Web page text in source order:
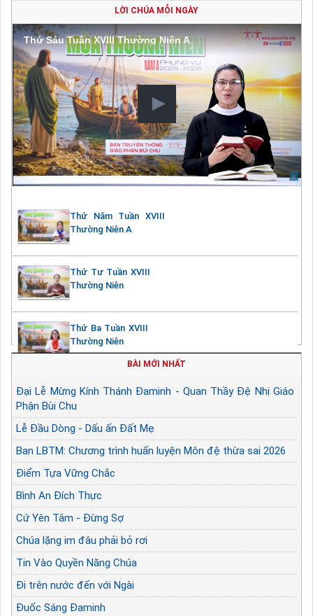
LỜI CHÚA MỖI NGÀY
Thứ Sáu Tuần XVIII Thường Niên A
Thứ Năm Tuần XVIII
Thường Niên A
Thứ Tư Tuần XVIII
Thường Niên
Thứ Ba Tuần XVIII
Thường Niên
BÀI MỚI NHẤT
Đại Lễ Mừng Kính Thánh Đaminh - Quan Thầy Đệ Nhị Giáo
Phận Bùi Chu
Lễ Đầu Dòng - Dấu ấn Đất Mẹ
Ban LBTM: Chương trình huấn luyện Môn đệ thừa sai 2026
Điểm Tựa Vững Chắc
Bình An Đích Thực
Cứ Yên Tâm - Đừng Sợ
Chúa lặng im đâu phải bỏ rơi
Tin Vào Quyền Năng Chúa
Đi trên nước đến với Ngài
Đuốc Sáng Đaminh